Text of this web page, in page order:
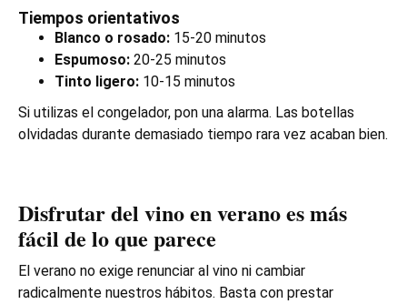
Tiempos orientativos
Blanco o rosado: 15-20 minutos
Espumoso: 20-25 minutos
Tinto ligero: 10-15 minutos
Si utilizas el congelador, pon una alarma. Las botellas
olvidadas durante demasiado tiempo rara vez acaban bien.
Disfrutar del vino en verano es más
fácil de lo que parece
El verano no exige renunciar al vino ni cambiar
radicalmente nuestros hábitos. Basta con prestar